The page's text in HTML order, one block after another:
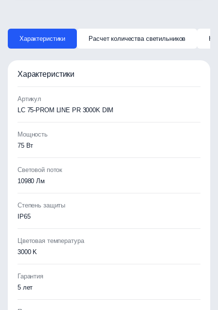
Характеристики Расчет количества светильников
Характеристики
Артикул
LC 75-PROM LINE PR 3000K DIM
Мощность
75 Вт
Световой поток
10980 Лм
Степень защиты
IP65
Цветовая температура
3000 K
Гарантия
5 лет